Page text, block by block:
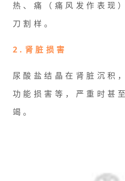
热、痛（痛风发作表现
刀割样。
2.肾脏损害
尿酸盐结晶在肾脏沉积
功能损害等，严重时甚
竭。